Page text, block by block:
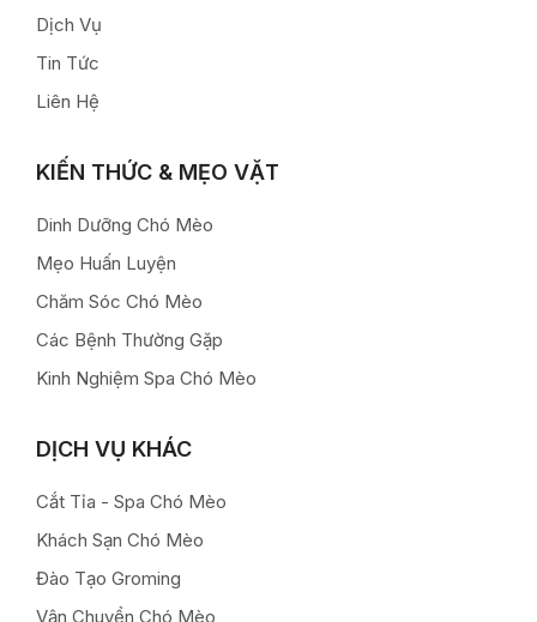
Dịch Vụ
Tin Tức
Liên Hệ
KIẾN THỨC & MẸO VẶT
Dinh Dưỡng Chó Mèo
Mẹo Huấn Luyện
Chăm Sóc Chó Mèo
Các Bệnh Thường Gặp
Kinh Nghiệm Spa Chó Mèo
DỊCH VỤ KHÁC
Cắt Tỉa - Spa Chó Mèo
Khách Sạn Chó Mèo
Đào Tạo Groming
Vận Chuyển Chó Mèo